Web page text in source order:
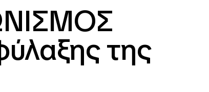
της